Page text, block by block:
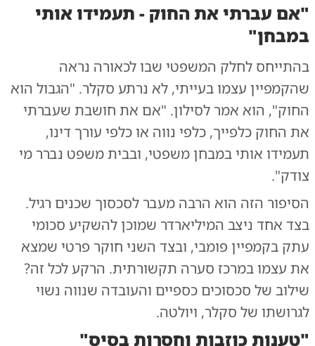
"אם עברתי את החוק - תעמידו אותי
במבחן"
בהתייחס לחלק המשפטי שבו לכאורה נראה
שהקמפיין עצמו בעייתי, לא נרתע סקלר. "הגבול הוא
החוק", הוא אמר לסילון. "אם את חושבת שעברתי
את החוק כלפייך, כלפי נווה או כלפי עורך דינו,
תעמידו אותי במבחן משפטי, ובבית משפט נברר מי
צודק".
הסיפור הזה הוא הרבה מעבר לסכסוך שכנים רגיל.
בצד אחד ניצב המיליארדר שמוכן להשקיע סכומי
עתק בקמפיין פומבי, ובצד השני חוקר פרטי שמצא
את עצמו במרכז סערה תקשורתית. הרקע לכל זה?
שילוב של סכסוכים כספיים והעובדה שנווה נשוי
לגרושתו של סקלר, ויולטה.
"טענות כוזבות וחסרות בסיס"